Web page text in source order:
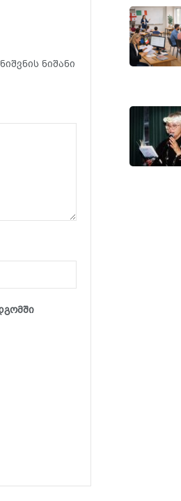
ნიშანი